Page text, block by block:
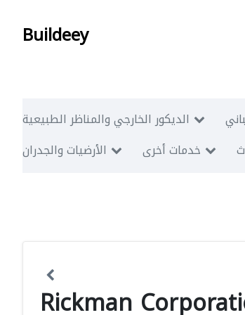
Buildeey
الديكور الخارجي والمناظر الطبيعية
الأرضيات والجدران
خدمات أخرى
Rickman